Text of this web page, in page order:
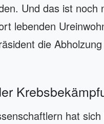
Und das ist noch
lebenden
die
hat